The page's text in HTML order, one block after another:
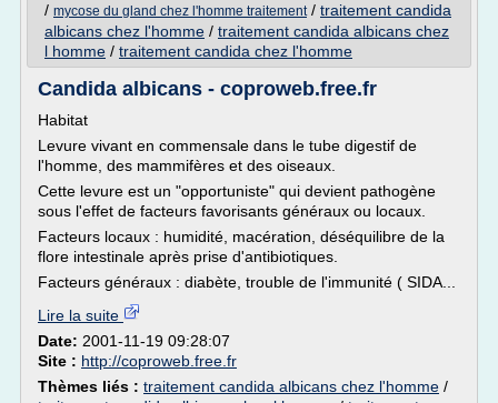
/ mycose du gland chez l'homme traitement/ traitement candida
albicans chez l'homme / traitement candida albicans chez
l homme / traitement candida chez l'homme
Candida albicans - coproweb.free.fr
Habitat
Levure vivant en commensale dans le tube digestif de
l'homme, des mammifères et des oiseaux.
Cette levure est un "opportuniste" qui devient pathogène
sous l'effet de facteurs favorisants généraux ou locaux.
Facteurs locaux : humidité, macération, déséquilibre de la
flore intestinale après prise d'antibiotiques.
Facteurs généraux : diabète, trouble de l'immunité ( SIDA...
Lire la suite
Date: 2001-11-19 09:28:07
Site : http://coproweb.free.fr
Thèmes liés : traitement candida albicans chez l'homme /